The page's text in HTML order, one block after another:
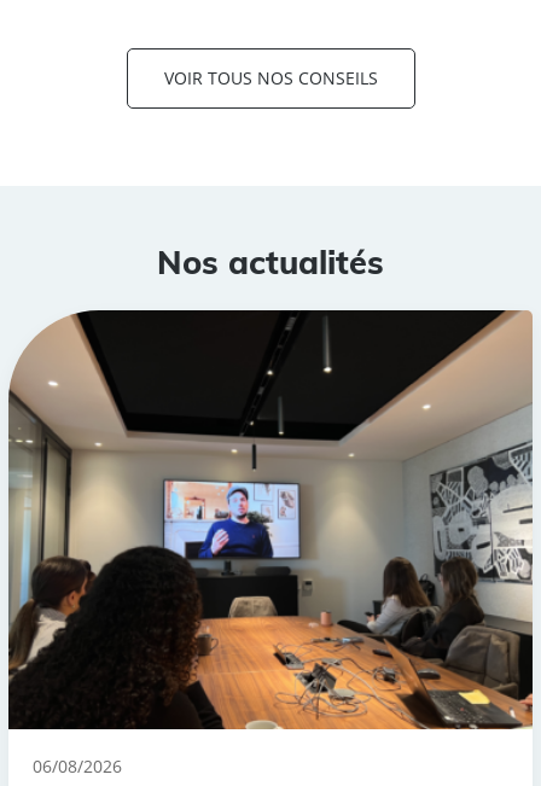
VOIR TOUS NOS CONSEILS
Nos actualités
06/08/2026